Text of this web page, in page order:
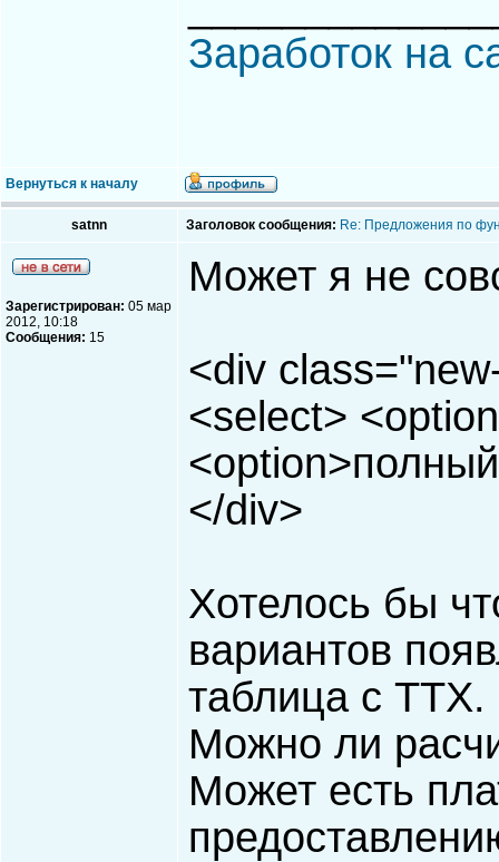
Заработок на
Вернуться к началу
satnn Заголовок сообщения: Re: Предложения по
Зарегистрирован: 05 мар
2012, 10:18
Сообщения: 15
Может я не
<div
<select>
</div>
Хотелось бы
вариантов
таблица с ТТХ.
Можно ли
Может есть